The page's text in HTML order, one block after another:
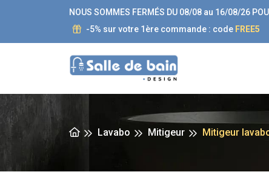
NOUS SOMMES FERMÉS DU 08/08 au 16/08/26
-5% sur votre 1ère commande : code FREE5
Lavabo Mitigeur Mitigeur